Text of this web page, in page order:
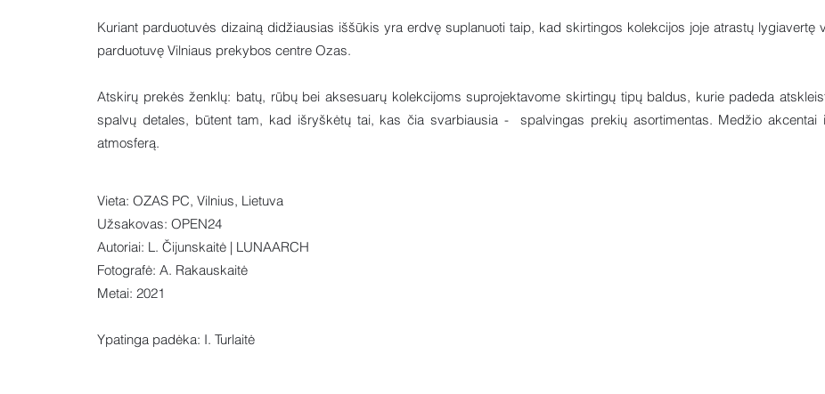
Kuriant parduotuvės dizainą didžiausias iššūkis yra erdvę suplanuoti taip, kad skirtingos kolekcijos joje atrastų lygiavertę
parduotuvę Vilniaus prekybos centre Ozas.
Atskirų prekės ženklų: batų, rūbų bei aksesuarų kolekcijoms suprojektavome skirtingų tipų baldus, kurie padeda
spalvų detales, būtent tam, kad išryškėtų tai, kas čia svarbiausia - spalvingas prekių asortimentas. Medžio akcentai
atmosferą.
Vieta: OZAS PC, Vilnius, Lietuva
Užsakovas: OPEN24
Autoriai: L. Čijunskaitė | LUNAARCH
Fotografė: A. Rakauskaitė
Metai: 2021
Ypatinga padėka: I. Turlaitė